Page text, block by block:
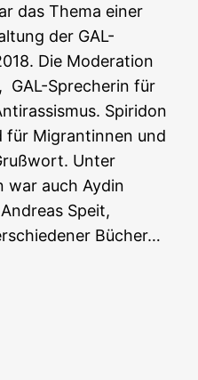
das Thema einer
der GAL-
Die Moderation
GAL-Sprecherin für
Spiridon
für Migrantinnen und
Unter
war auch Aydin
Speit,
Bücher…